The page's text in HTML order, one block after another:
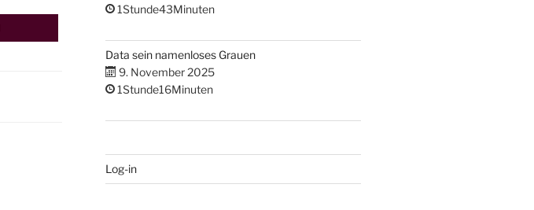
1Stunde43Minuten
Data sein namenloses Grauen
9. November 2025
1Stunde16Minuten
Log-in